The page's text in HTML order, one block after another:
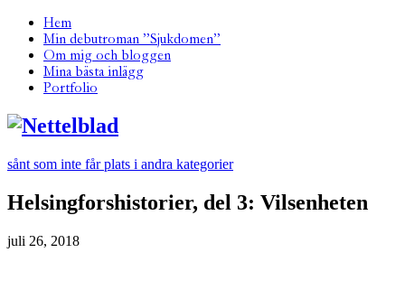
Hem
Min debutroman ”Sjukdomen”
Om mig och bloggen
Mina bästa inlägg
Portfolio
sånt som inte får plats i andra kategorier
Helsingforshistorier, del 3: Vilsenheten
juli 26, 2018